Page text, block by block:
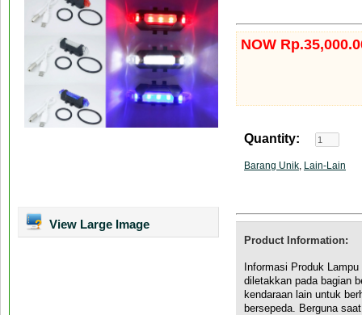
View Large Image
NOW
Quantity:
Barang Unik, Lain-Lain
Product Information:
Informasi Produk
diletakkan pada bagian
kendaraan lain untuk
bersepeda. Berguna